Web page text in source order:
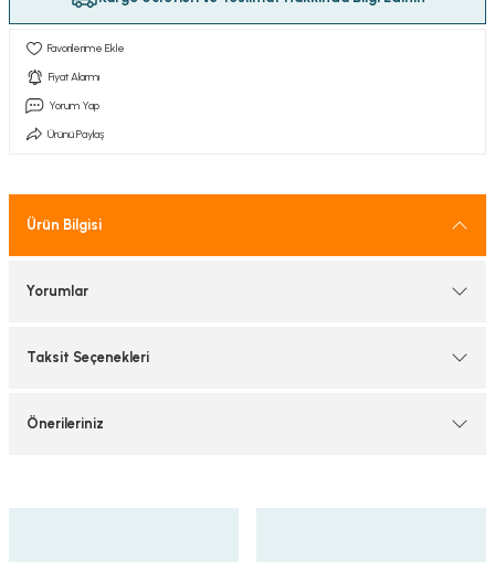
Fiyat Alarmı
Yorum Yap
Ürünü Paylaş
Ürün Bilgisi
Yorumlar
Taksit Seçenekleri
Önerileriniz